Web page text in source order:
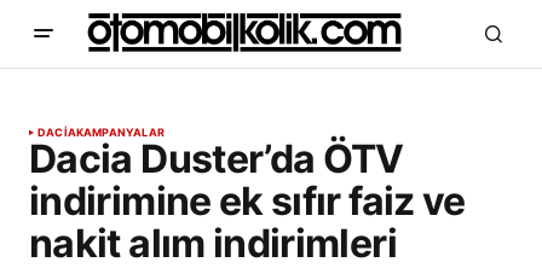
DACIAKAMPANYALAR
​Dacia Duster’da ÖTV
indirimine ek sıfır faiz ve
nakit alım indirimleri